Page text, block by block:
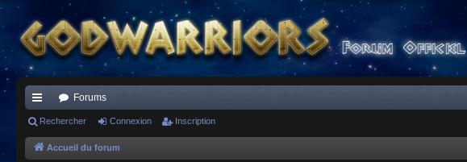
ac
co
Forums
Rechercher Connexion Inscription
Accueil du forum